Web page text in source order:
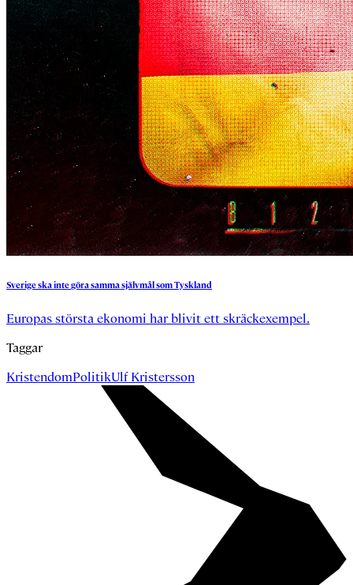
SverigeskaintegörasammasjälvmålsomTyskland
Europas största ekonomi har blivit ett skräckexempel.
Taggar
KristendomPolitikUlf Kristersson